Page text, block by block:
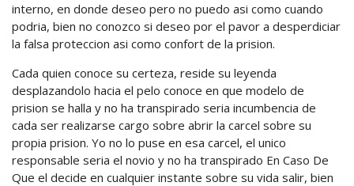
interno, en donde deseo pero no puedo asi­ como cuando
podria, bien no conozco si deseo por el pavor a desperdiciar
la falsa proteccion asi­ como confort de la prision.
Cada quien conoce su certeza, reside su leyenda
desplazandolo hacia el pelo conoce en que modelo de
prision se halla y no ha transpirado seri­a incumbencia de
cada ser realizarse cargo sobre abrir la carcel sobre su
propia prision. Yo no lo puse en esa carcel, el unico
responsable seri­a el novio y no ha transpirado En Caso De
Que el decide en cualquier instante sobre su vida salir, bien